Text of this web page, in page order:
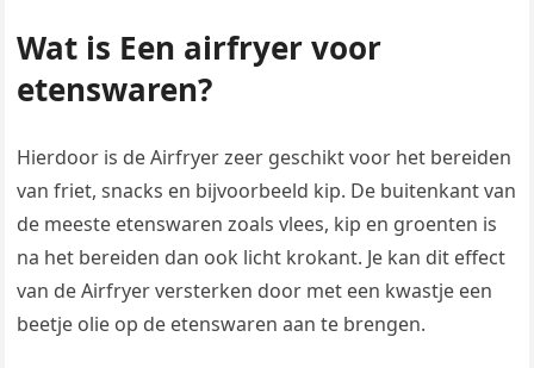
Wat is Een airfryer voor
etenswaren?
Hierdoor is de Airfryer zeer geschikt voor het bereiden
van friet, snacks en bijvoorbeeld kip. De buitenkant van
de meeste etenswaren zoals vlees, kip en groenten is
na het bereiden dan ook licht krokant. Je kan dit effect
van de Airfryer versterken door met een kwastje een
beetje olie op de etenswaren aan te brengen.